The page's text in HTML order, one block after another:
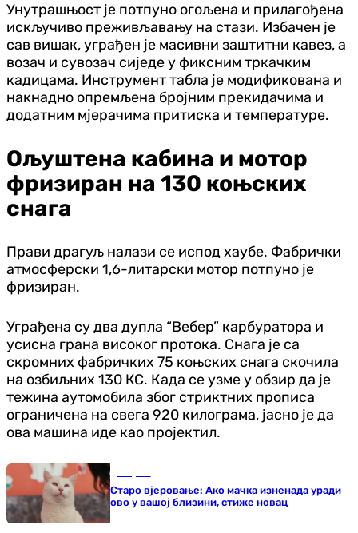
Унутрашњост је потпуно огољена и прилагођена
искључиво преживљавању на стази. Избачен је
сав вишак, уграђен је масивни заштитни кавез, а
возач и сувозач сиједе у фиксним тркачким
кадицама. Инструмент табла је модификована и
накнадно опремљена бројним прекидачима и
додатним мјерачима притиска и температуре.
Ољуштена кабина и мотор
фризиран на 130 коњских
снага
Прави драгуљ налази се испод хаубе. Фабрички
атмосферски 1,6-литарски мотор потпуно је
фризиран.
Уграђена су два дупла “Вебер” карбуратора и
усисна грана високог протока. Снага је са
скромних фабричких 75 коњских снага скочила
на озбиљних 130 КС. Када се узме у обзир да је
тежина аутомобила због стриктних прописа
ограничена на свега 920 килограма, јасно је да
ова машина иде као пројектил.
Старо вјеровање: Ако мачка изненада уради
ово у вашој близини, стиже новац